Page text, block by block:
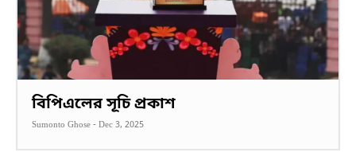
বিপিএলের সূচি প্রকাশ
Sumonto Ghose - Dec 3, 2025